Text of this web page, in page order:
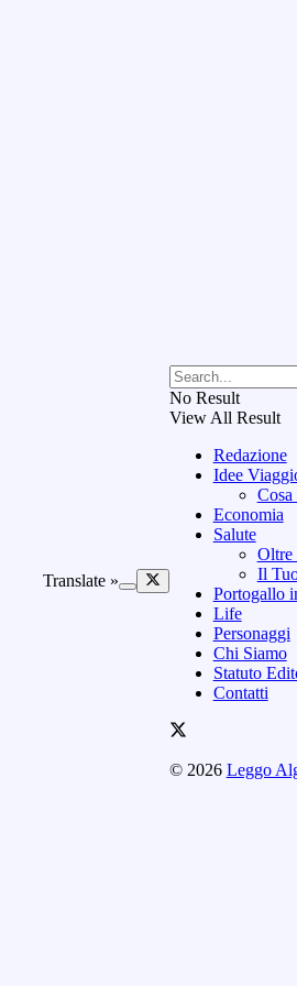
Translate »
No Result
View All Result
Redazione
Idee
Economia
Salute
Oltre
Il
Portogallo
Life
Personaggi
Chi Siamo
Statuto
Contatti
© 2026 Leggo